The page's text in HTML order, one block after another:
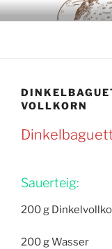
Zum
Inhalt
Backwaren
VOLLKORN
Sauerteig:
200 g
200 g Wasser